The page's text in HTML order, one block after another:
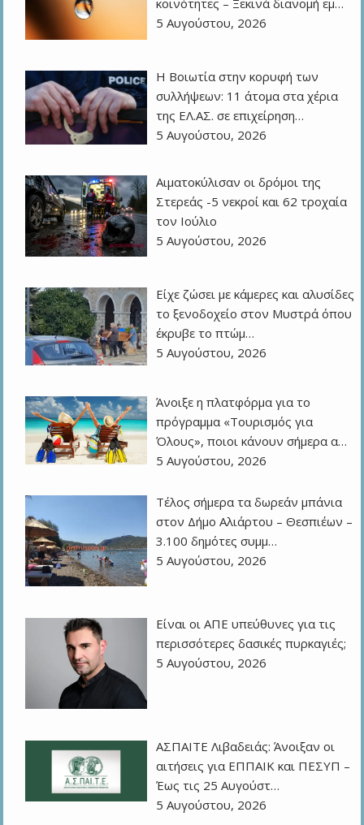
κοινότητες – Ξεκινά διανομή εμ…
5 Αυγούστου, 2026
Η Βοιωτία στην κορυφή των
συλλήψεων: 11 άτομα στα χέρια
της ΕΛ.ΑΣ. σε επιχείρηση…
5 Αυγούστου, 2026
Αιματοκύλισαν οι δρόμοι της
Στερεάς -5 νεκροί και 62 τροχαία
τον Ιούλιο
5 Αυγούστου, 2026
Είχε ζώσει με κάμερες και αλυσίδες
το ξενοδοχείο στον Μυστρά όπου
έκρυβε το πτώμ…
5 Αυγούστου, 2026
Άνοιξε η πλατφόρμα για το
πρόγραμμα «Τουρισμός για
Όλους», ποιοι κάνουν σήμερα α…
5 Αυγούστου, 2026
Τέλος σήμερα τα δωρεάν μπάνια
στον Δήμο Αλιάρτου – Θεσπιέων –
3.100 δημότες συμμ…
5 Αυγούστου, 2026
Eίναι οι ΑΠΕ υπεύθυνες για τις
περισσότερες δασικές πυρκαγιές;
5 Αυγούστου, 2026
ΑΣΠΑΙΤΕ Λιβαδειάς: Άνοιξαν οι
αιτήσεις για ΕΠΠΑΙΚ και ΠΕΣΥΠ –
Έως τις 25 Αυγούστ…
5 Αυγούστου, 2026